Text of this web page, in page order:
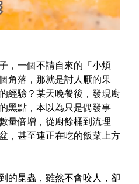
抗菌保濕洗手乳)
，一個不請自來的「小煩
角落，那就是討人厭的果
經驗？某天晚餐後，發現廚
黑點，本以為只是偶發事
量倍增，從廚餘桶到流理
，甚至連正在吃的飯菜上方
的昆蟲，雖然不會咬人，卻